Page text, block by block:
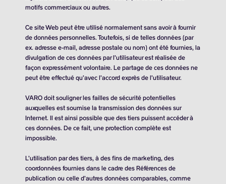
motifs commerciaux ou autres.
Ce site Web peut être utilisé normalement sans avoir à fournir
de données personnelles. Toutefois, si de telles données (par
ex. adresse e-mail, adresse postale ou nom) ont été fournies, la
divulgation de ces données par l’utilisateur est réalisée de
façon expressément volontaire. Le partage de ces données ne
peut être effectué qu’avec l’accord exprès de l’utilisateur.
VARO doit souligner les failles de sécurité potentielles
auxquelles est soumise la transmission des données sur
Internet. Il est ainsi possible que des tiers puissent accéder à
ces données. De ce fait, une protection complète est
impossible.
L’utilisation par des tiers, à des fins de marketing, des
coordonnées fournies dans le cadre des Références de
publication ou celle d’autres données comparables, comme